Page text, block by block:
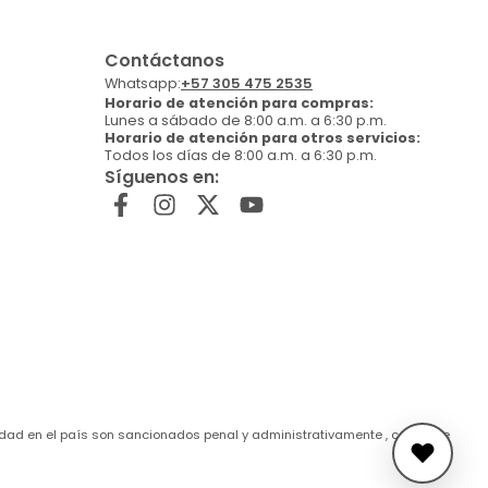
Contáctanos
Whatsapp:+57 305 475 2535
Horario de atención para compras:
Lunes a sábado de 8:00 a.m. a 6:30 p.m.
Horario de atención para otros servicios:
Todos los días de 8:00 a.m. a 6:30 p.m.
Síguenos en:
en el país son sancionados penal y administrativamente , conforme